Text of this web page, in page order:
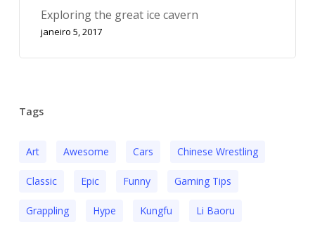
Exploring the great ice cavern
janeiro 5, 2017
Tags
Art Awesome Cars Chinese Wrestling
Classic Epic Funny Gaming Tips
Grappling Hype Kungfu Li Baoru